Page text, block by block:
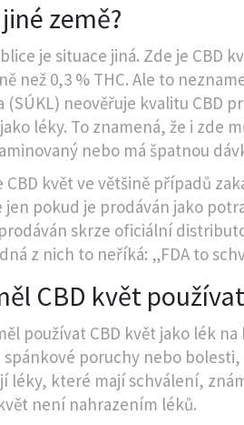
země?
je situace jiná. Zde je CBD
než 0,3 % THC. Ale to
(SÚKL) neověřuje kvalitu CBD
léky. To znamená, že i zde
nebo má špatnou
CBD květ ve většině případů
jen pokud je prodáván jako
skrze oficiální
z nich to neříká: „FDA to
CBD květ
používat CBD květ jako lék
poruchy nebo
léky, které mají schválení,
není nahrazením léků.